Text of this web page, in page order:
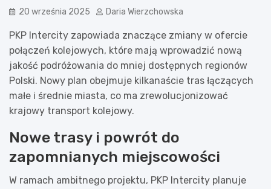
20 września 2025 Daria Wierzchowska
PKP Intercity zapowiada znaczące zmiany w ofercie
połączeń kolejowych, które mają wprowadzić nową
jakość podróżowania do mniej dostępnych regionów
Polski. Nowy plan obejmuje kilkanaście tras łączących
małe i średnie miasta, co ma zrewolucjonizować
krajowy transport kolejowy.
Nowe trasy i powrót do
zapomnianych miejscowości
W ramach ambitnego projektu, PKP Intercity planuje